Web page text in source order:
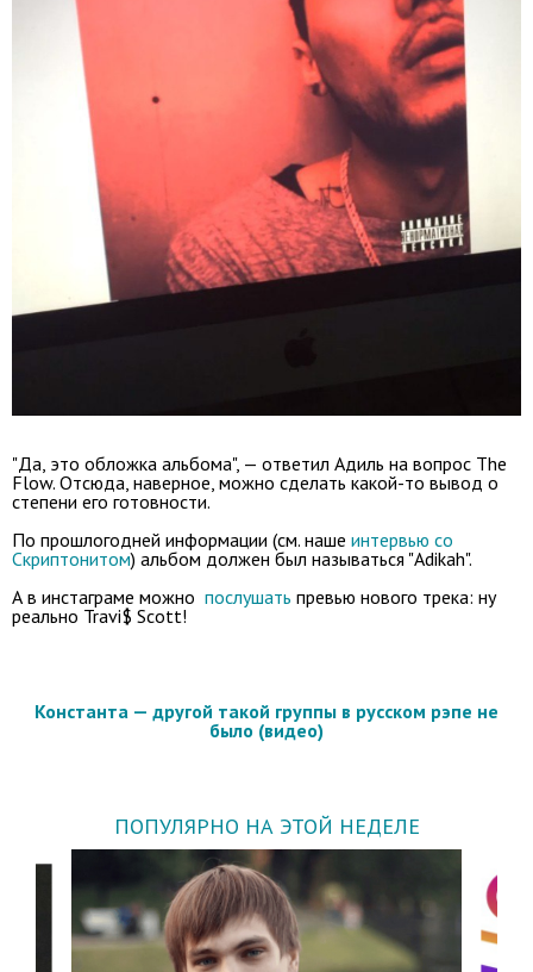
"Да, это обложка альбома", — ответил Адиль на вопрос The
Flow. Отсюда, наверное, можно сделать какой-то вывод о
степени его готовности.
По прошлогодней информации (см. наше интервью со
Скриптонитом) альбом должен был называться "Adikah".
А в инстаграме можно послушать превью нового трека: ну
реально Travi$ Scott!
Константа — другой такой группы в русском рэпе не
было (видео)
ПОПУЛЯРНО НА ЭТОЙ НЕДЕЛЕ